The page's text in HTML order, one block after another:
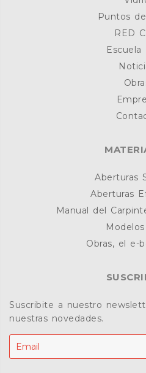
Puntos
RED
Escuela
Aberturas
Aberturas
Manual del
Obras, el e-
Suscribite a nuestro
nuestras novedades.